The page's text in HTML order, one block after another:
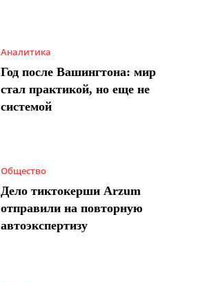
Аналитика
Год после Вашингтона: мир
стал практикой, но еще не
системой
Общество
Дело тиктокерши Arzum
отправили на повторную
автоэкспертизу